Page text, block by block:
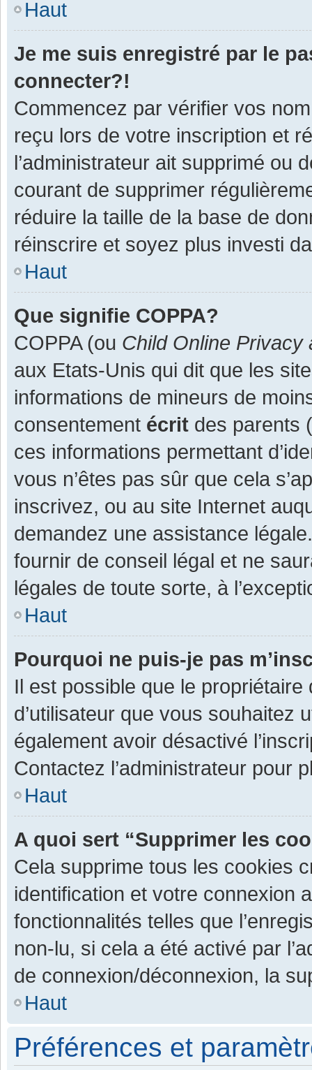
Haut
Je me suis enregistré par le
connecter?!
Commencez par vérifier vos
reçu lors de votre inscription et
l’administrateur ait supprimé ou
courant de supprimer
réduire la taille de la base de
réinscrire et soyez plus investi
Haut
Que signifie COPPA?
COPPA (ou Child Online Privacy
aux Etats-Unis qui dit que les
informations de mineurs de
consentement écrit des parents
ces informations permettant
vous n’êtes pas sûr que cela
inscrivez, ou au site Internet
demandez une assistance
fournir de conseil légal et ne
légales de toute sorte, à
Haut
Pourquoi ne puis-je pas
Il est possible que le
d’utilisateur que vous souhaitez
également avoir désactivé
Contactez l’administrateur pour
Haut
A quoi sert “Supprimer les
Cela supprime tous les cookies
identification et votre connexion
fonctionnalités telles que
non-lu, si cela a été activé par
de connexion/déconnexion, la
Haut
Préférences et